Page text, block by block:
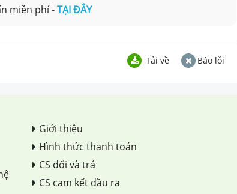
miễn phí -TẠI ĐÂY
Tải về Báo lỗi
Giới thiệu
Hình thức thanh toán
CS đổi và trả
CS cam kết đầu ra